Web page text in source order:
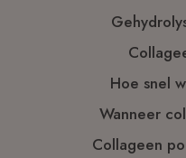
Hoe snel
Wanneer
Collageen